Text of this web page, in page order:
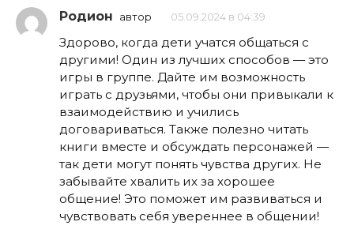
Родион автор 05.09.2024 в 04:39
Здорово, когда дети учатся общаться с
другими! Один из лучших способов — это
игры в группе. Дайте им возможность
играть с друзьями, чтобы они привыкали к
взаимодействию и учились
договариваться. Также полезно читать
книги вместе и обсуждать персонажей —
так дети могут понять чувства других. Не
забывайте хвалить их за хорошее
общение! Это поможет им развиваться и
чувствовать себя увереннее в общении!